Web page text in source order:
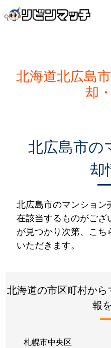
北海道北広島
却
北広島市の
却
北広島市のマンショ
在該当するものがござ
が見つかり次第、こ
いただきます。
北海道の市区町村か
報
札幌市中央区